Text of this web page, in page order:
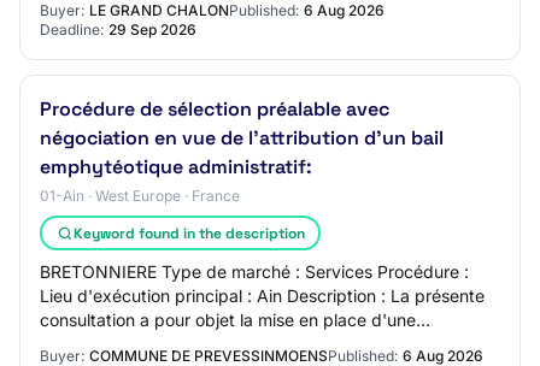
Buyer: LE GRAND CHALONPublished: 6 Aug 2026
Deadline: 29 Sep 2026
Procédure de sélection préalable avec
négociation en vue de l'attribution d'un bail
emphytéotique administratif:
01-Ain · West Europe · France
Keyword found in the description
BRETONNIERE Type de marché : Services Procédure :
Lieu d'exécution principal : Ain Description : La présente
consultation a pour objet la mise en place d'une
Buyer: COMMUNE DE PREVESSINMOENSPublished: 6 Aug 2026